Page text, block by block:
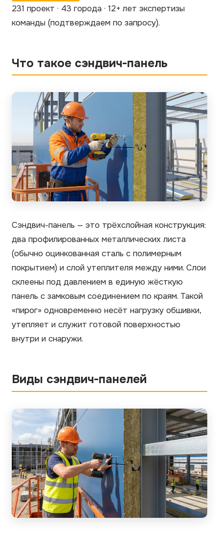
231 проект · 43 города · 12+ лет экспертизы
команды (подтверждаем по запросу).
Что такое сэндвич-панель
Сэндвич-панель — это трёхслойная конструкция:
два профилированных металлических листа
(обычно оцинкованная сталь с полимерным
покрытием) и слой утеплителя между ними. Слои
склеены под давлением в единую жёсткую
панель с замковым соединением по краям. Такой
«пирог» одновременно несёт нагрузку обшивки,
утепляет и служит готовой поверхностью
внутри и снаружи.
Виды сэндвич-панелей